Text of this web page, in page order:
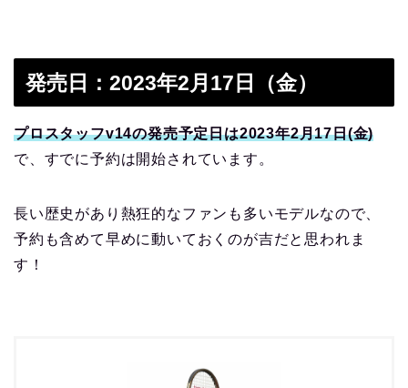
発売日：2023年2月17日（金）
プロスタッフv14の発売予定日は2023年2月17日(金)
で、すでに予約は開始されています。
長い歴史があり熱狂的なファンも多いモデルなので、
予約も含めて早めに動いておくのが吉だと思われま
す！